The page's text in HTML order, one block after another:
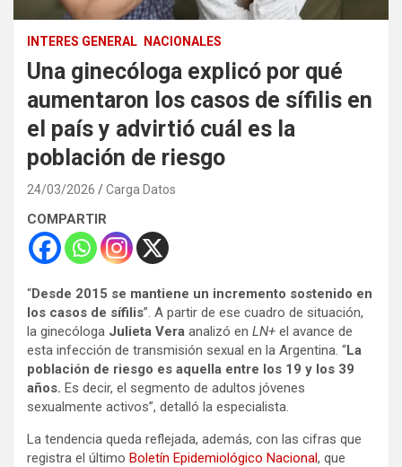
INTERES GENERAL NACIONALES
Una ginecóloga explicó por qué
aumentaron los casos de sífilis en
el país y advirtió cuál es la
población de riesgo
24/03/2026 Carga Datos
COMPARTIR
“Desde 2015 se mantiene un incremento sostenido en
los casos de sífilis”. A partir de ese cuadro de situación,
la ginecóloga Julieta Vera analizó en LN+ el avance de
esta infección de transmisión sexual en la Argentina. “La
población de riesgo es aquella entre los 19 y los 39
años. Es decir, el segmento de adultos jóvenes
sexualmente activos”, detalló la especialista.
La tendencia queda reflejada, además, con las cifras que
registra el último Boletín Epidemiológico Nacional, que